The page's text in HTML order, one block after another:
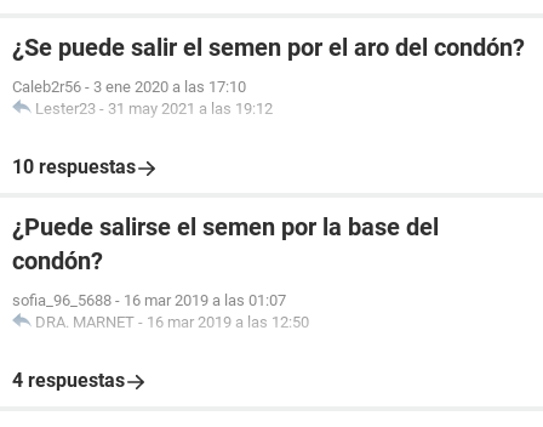
¿Se puede salir el semen por el aro del condón?
Caleb2r56 - 3 ene 2020 a las 17:10
Lester23 - 31 may 2021 a las 19:12
10 respuestas
¿Puede salirse el semen por la base del
condón?
sofia_96_5688 - 16 mar 2019 a las 01:07
DRA. MARNET - 16 mar 2019 a las 12:50
4 respuestas